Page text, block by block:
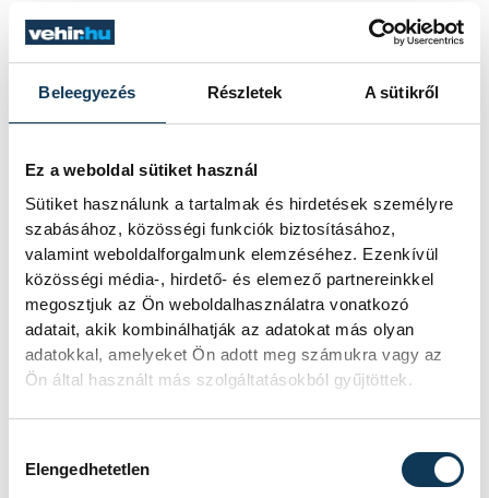
Beleegyezés Részletek A sütikről
Ez a weboldal sütiket használ
Sütiket használunk a tartalmak és hirdetések személyre
szabásához, közösségi funkciók biztosításához,
valamint weboldalforgalmunk elemzéséhez. Ezenkívül
közösségi média-, hirdető- és elemező partnereinkkel
megosztjuk az Ön weboldalhasználatra vonatkozó
adatait, akik kombinálhatják az adatokat más olyan
adatokkal, amelyeket Ön adott meg számukra vagy az
Ön által használt más szolgáltatásokból gyűjtöttek.
Elengedhetetlen
közlekedési helyzete is.
Az utóbbi négy
évben 4000-rel több autó jelent meg a
városban. Úgy látja, a mostani közlekedési
megoldani, hanem a közösségi közlekedés
vonzóbbá tétele és generális intézkedések
olyan sorozata, mely összehangoltan kezeli
a helyzetet. Ez is megoldandó feladat. A
helyzeten javíthat egyébként az új
Aranyosvölgyi völgyhíd, mely jelenleg
tervezés alatt ál.
Porga kiemelte azt is, hogy a város évek
óta a legbiztonságosabb megyeszékhely,